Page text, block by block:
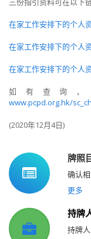
在家工作安排下的个人
在家工作安排下的个人
在家工作安排下的个人
如有查询
www.pcpd.org.hk/
(2020年12月4日)
牌照
确认
更多
持牌
持牌